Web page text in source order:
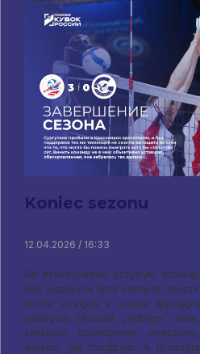
Koniec sezonu
12.04.2026 / 16:33
Do Krasnojarska przybyło
bez wsparcia tych samych
stanie czegoś z siebie
zdobyciu chociaż „złotego”
zarzucić: obiektywnie
daleko, jak mógłbym. A